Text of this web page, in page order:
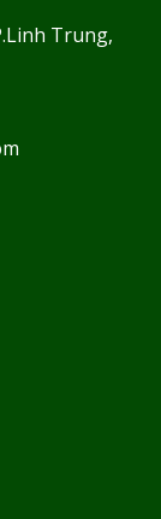
Trung,